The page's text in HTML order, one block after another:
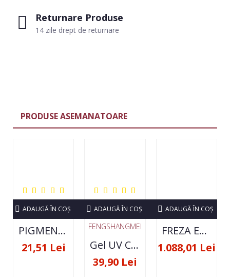
Returnare Produse
14 zile drept de returnare
PRODUSE ASEMANATOARE
PIGMENT NEON SET 12 CULORI
21,51 Lei
ADAUGĂ ÎN COŞ
FENGSHANGMEI
Gel UV Constructie FSM 50ML - 07
39,90 Lei
ADAUGĂ ÎN COŞ
FREZA ELECTRICA STRONG 210 35000 RPM- ORIGINALA
1.088,01 Lei
ADAUGĂ ÎN COŞ